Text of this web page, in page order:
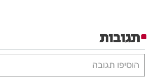
תגובות
הוסיפו תגובה